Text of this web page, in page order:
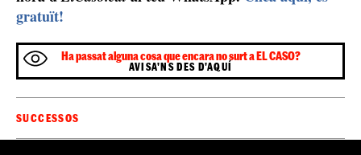
gratuït!
Ha passat alguna cosa que encara no surt a EL CASO?
AVISA'NS DES D'AQUÍ
SUCCESSOS